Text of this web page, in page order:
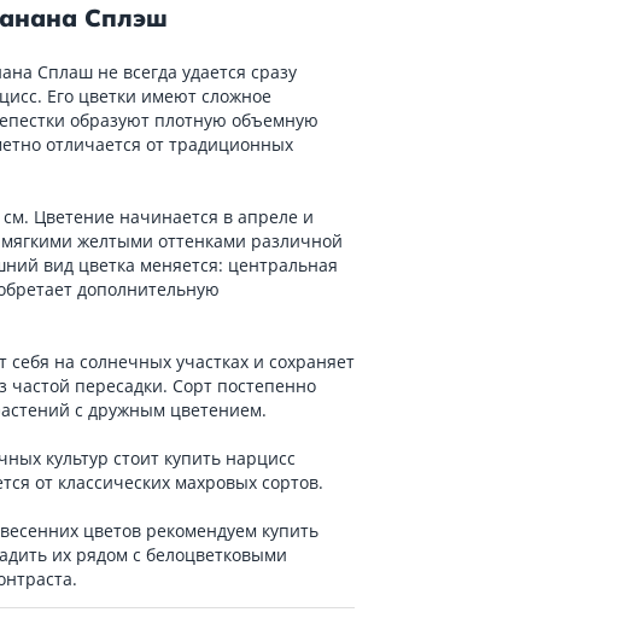
Сплэш
Сплаш не всегда удается сразу
Его цветки имеют сложное
образуют плотную объемную
отличается от традиционных
см. Цветение начинается в апреле и
желтыми оттенками различной
вид цветка меняется: центральная
дополнительную
на солнечных участках и сохраняет
частой пересадки. Сорт постепенно
с дружным цветением.
культур стоит купить нарцисс
от классических махровых сортов.
цветов рекомендуем купить
их рядом с белоцветковыми